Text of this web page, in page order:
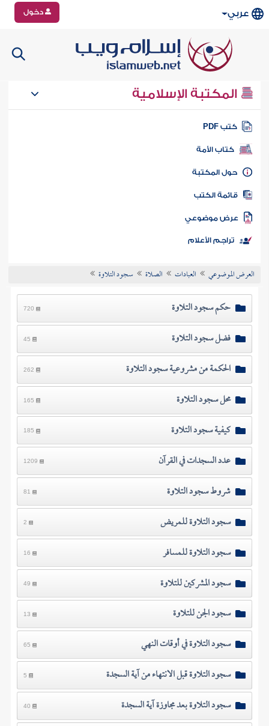
عربي دخول
المكتبة الإسلامية
كتب PDF
كتاب الأمة
المكتبة
الكتب
موضوعي
تراجم الأعلام
العرض الموضوعي العبادات الصلاة سجود التلاوة
حكم سجود التلاوة 720
فضل سجود التلاوة 45
الحكمة من مشروعية سجود التلاوة 262
محل سجود التلاوة 165
كيفية سجود التلاوة 185
عدد السجدات في القرآن 1209
شروط سجود التلاوة 81
سجود التلاوة للمريض 2
سجود التلاوة للمسافر 16
سجود المشركين للتلاوة 49
سجود الجن للتلاوة 13
سجود التلاوة في أوقات النهي 65
سجود التلاوة قبل الانتهاء من آية السجدة 5
سجود التلاوة بعد مجاوزة آية السجدة 40